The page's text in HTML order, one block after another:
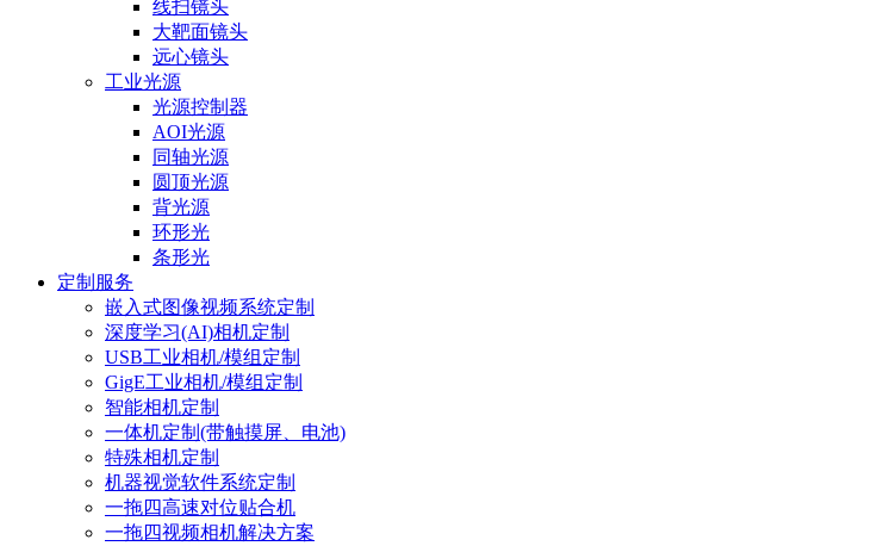
线扫镜头
大靶面镜头
远心镜头
工业光源
光源控制器
AOI光源
同轴光源
圆顶光源
背光源
环形光
条形光
定制服务
嵌入式图像视频系统定制
深度学习(AI)相机定制
USB工业相机/模组定制
GigE工业相机/模组定制
智能相机定制
一体机定制(带触摸屏、电池)
特殊相机定制
机器视觉软件系统定制
一拖四高速对位贴合机
一拖四视频相机解决方案